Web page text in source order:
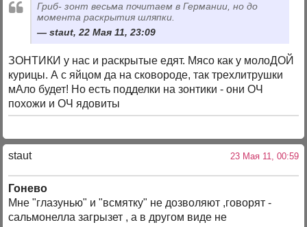
Гриб- зонт весьма почитаем в Германии, но до
момента раскрытия шляпки.
staut, 22 Мая 11, 23:09
ЗОНТИКИ у нас и раскрытые едят. Мясо как у молоДОЙ
курицы. А с яйцом да на сковороде, так трехлитрушки
мАло будет! Но есть подделки на зонтики - они ОЧ
похожи и ОЧ ядовиты
staut 23 Мая 11, 00:59
Гонево
Мне "глазунью" и "всмятку" не дозволяют ,говорят -
сальмонелла загрызет , а в другом виде не